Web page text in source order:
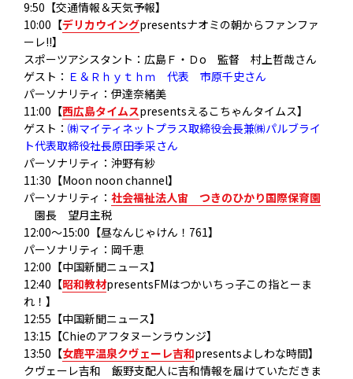
9:50【交通情報＆天気予報】
10:00【デリカウイングpresentsナオミの朝からファンファ
ーレ!!】
スポーツアシスタント：広島Ｆ・Ｄo 監督 村上哲哉さん
ゲスト： Ｅ＆Ｒｈｙｔｈｍ 代表 市原千史さん
パーソナリティ：伊達奈緒美
11:00【西広島タイムスpresentsえるこちゃんタイムス】
ゲスト： ㈱マイティネットプラス取締役会長兼㈱パルブライ
ト代表取締役社長原田季采さん
パーソナリティ：沖野有紗
11:30【Moon noon channel】
パーソナリティ： 社会福祉法人宙 つきのひかり国際保育園
園長 望月主税
12:00～15:00【昼なんじゃけん！761】
パーソナリティ：岡千恵
12:00【中国新聞ニュース】
12:40【昭和教材presentsFMはつかいちっ子この指とーま
れ！】
12:55【中国新聞ニュース】
13:15【Chieのアフタヌーンラウンジ】
13:50【女鹿平温泉クヴェーレ吉和presentsよしわな時間】
クヴェーレ吉和 飯野支配人に吉和情報を届けていただきま